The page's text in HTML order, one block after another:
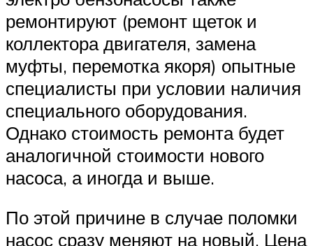
ремонтируют (ремонт щеток и
коллектора двигателя, замена
муфты, перемотка якоря) опытные
специалисты при условии наличия
специального оборудования.
Однако стоимость ремонта будет
аналогичной стоимости нового
насоса, а иногда и выше.
По этой причине в случае поломки
насос сразу меняют на новый. Цена